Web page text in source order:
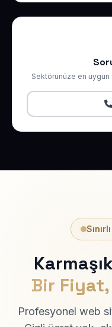
Sektörünüze en
Bir
Profesyonel web